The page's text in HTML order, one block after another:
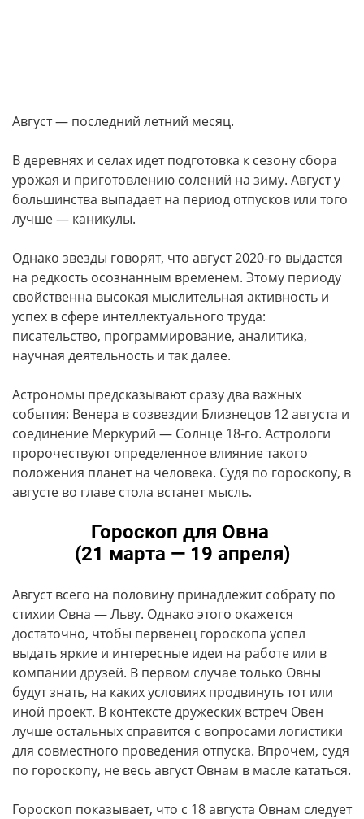
Август — последний летний месяц.
В деревнях и селах идет подготовка к сезону сбора
урожая и приготовлению солений на зиму. Август у
большинства выпадает на период отпусков или того
лучше — каникулы.
Однако звезды говорят, что август 2020-го выдастся
на редкость осознанным временем. Этому периоду
свойственна высокая мыслительная активность и
успех в сфере интеллектуального труда:
писательство, программирование, аналитика,
научная деятельность и так далее.
Астрономы предсказывают сразу два важных
события: Венера в созвездии Близнецов 12 августа и
соединение Меркурий — Солнце 18-го. Астрологи
пророчествуют определенное влияние такого
положения планет на человека. Судя по гороскопу, в
августе во главе стола встанет мысль.
Гороскоп для Овна
(21 марта — 19 апреля)
Август всего на половину принадлежит собрату по
стихии Овна — Льву. Однако этого окажется
достаточно, чтобы первенец гороскопа успел
выдать яркие и интересные идеи на работе или в
компании друзей. В первом случае только Овны
будут знать, на каких условиях продвинуть тот или
иной проект. В контексте дружеских встреч Овен
лучше остальных справится с вопросами логистики
для совместного проведения отпуска. Впрочем, судя
по гороскопу, не весь август Овнам в масле кататься.
Гороскоп показывает, что с 18 августа Овнам следует